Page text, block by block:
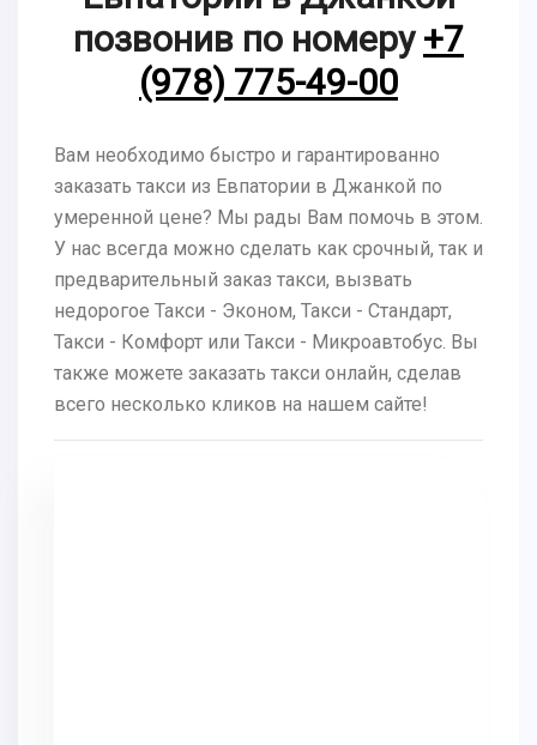
позвонив по номеру +7
(978) 775-49-00
Вам необходимо быстро и гарантированно
заказать такси из Евпатории в Джанкой по
умеренной цене? Мы рады Вам помочь в этом.
У нас всегда можно сделать как срочный, так и
предварительный заказ такси, вызвать
недорогое Такси - Эконом, Такси - Стандарт,
Такси - Комфорт или Такси - Микроавтобус. Вы
также можете заказать такси онлайн, сделав
всего несколько кликов на нашем сайте!